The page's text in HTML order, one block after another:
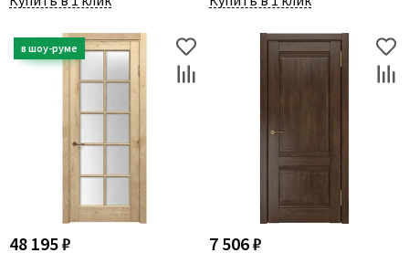
48 195 ₽ 7 506 ₽